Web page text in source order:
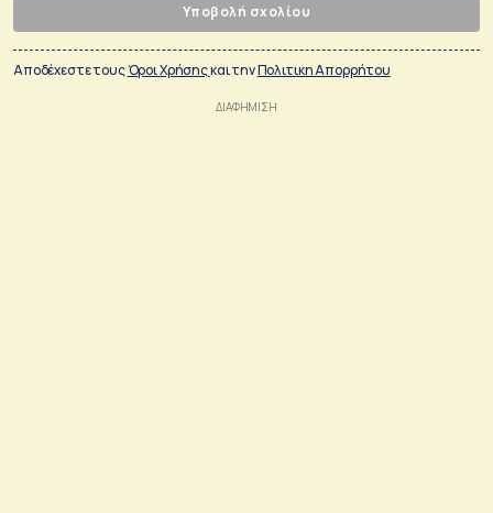
Υποβολή σχολίου
Αποδέχεστε τουςΌροι Χρήσηςκαι τηνΠολιτικη Απορρήτου